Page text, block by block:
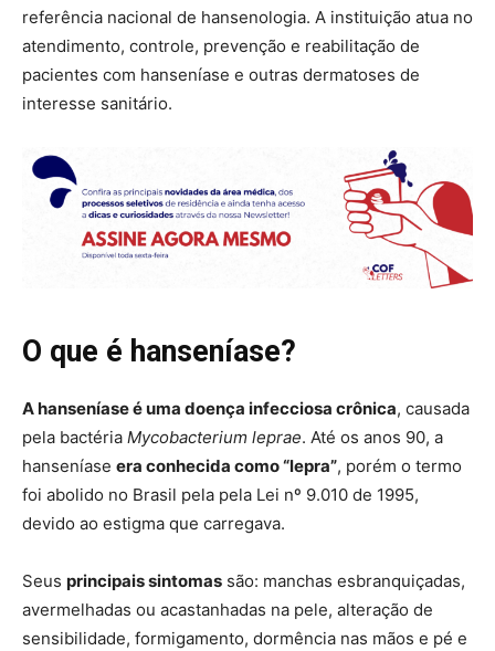
referência nacional de hansenologia. A instituição atua no
atendimento, controle, prevenção e reabilitação de
pacientes com hanseníase e outras dermatoses de
interesse sanitário.
O que é hanseníase?
A hanseníase é uma doença infecciosa crônica, causada
pela bactéria Mycobacterium leprae. Até os anos 90, a
hanseníase era conhecida como “lepra”, porém o termo
foi abolido no Brasil pela pela Lei nº 9.010 de 1995,
devido ao estigma que carregava.
Seus principais sintomas são: manchas esbranquiçadas,
avermelhadas ou acastanhadas na pele, alteração de
sensibilidade, formigamento, dormência nas mãos e pé e